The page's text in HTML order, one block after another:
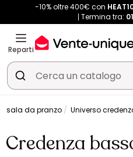
-10% oltre 400€ con
Termina tra:
Reparti
sala da pranzo Universo
Credenza